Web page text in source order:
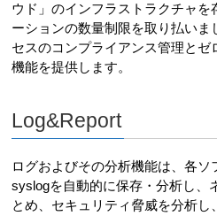
ウド」のインフラストラクチャを
ーションの数量制限を取り払いま
セスのコンプライアンス管理と
機能を提供します。
Log&Report
ログおよびその分析機能は、各
syslogを自動的に保存・分析し、
とめ、セキュリティ脅威を分析し